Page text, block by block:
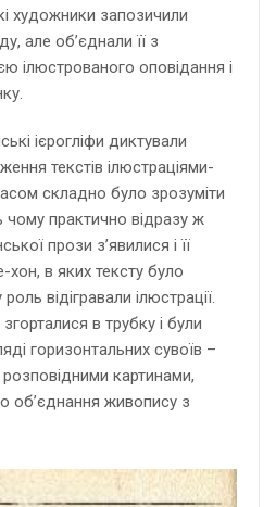
художники запозичили
але об’єднали її з
ілюстрованого оповідання і
ієрогліфи диктували
текстів ілюстраціями-
складно було зрозуміти
чому практично відразу ж
прози з’явилися і її
хон, в яких тексту було
відігравали ілюстрації.
в трубку і були
горизонтальних сувоїв –
картинами,
об’єднання живопису з